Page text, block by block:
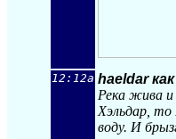
12:12a haeldar
Река жива
Хэльдар,
воду. И